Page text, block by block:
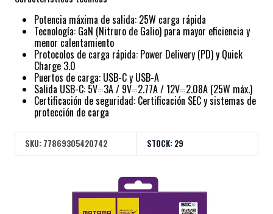
Potencia máxima de salida: 25W carga rápida
Tecnología: GaN (Nitruro de Galio) para mayor eficiencia y
menor calentamiento
Protocolos de carga rápida: Power Delivery (PD) y Quick
Charge 3.0
Puertos de carga: USB-C y USB-A
Salida USB-C: 5V⎓3A / 9V⎓2.77A / 12V⎓2.08A (25W máx.)
Certificación de seguridad: Certificación SEC y sistemas de
protección de carga
SKU: 77869305420742 STOCK: 29